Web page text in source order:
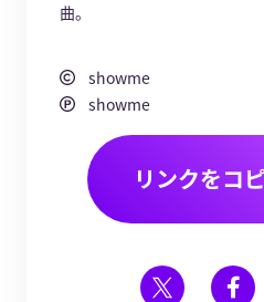
曲。
showme
showme
リンクをコ